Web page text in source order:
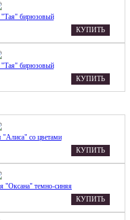
"Тая" бирюзовый
КУПИТЬ
"Тая" бирюзовый
КУПИТЬ
"Алиса" со цветами
КУПИТЬ
"Оксана" темно-синяя
КУПИТЬ